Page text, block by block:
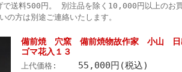
送料500円。 別注品を除く10,000円以上のお
方は別途ご連絡いたします。
備前焼 穴窯 備前焼物故作家 小山 日
ゴマ花入１３
上代価格: 55,000円(税込)